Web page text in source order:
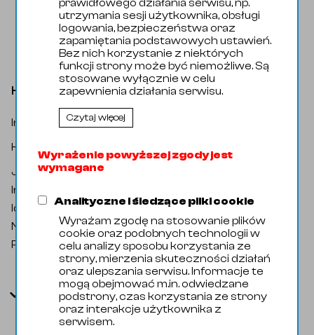
Kolano 084,0x2,0 1.44045D
Indeks katalogowy: 3.002177
Kategoria
90st
Jednostka miary:
Indeks handlowy
Identyfikator zewnętrzny: 107909
Nazwa oryginalna
Elbow 084,0x2,0 1.4404 5D
Producent: Domyślny
Parametry
prawidłowego działania serwisu, np.
utrzymania sesji użytkownika, obsługi
logowania, bezpieczeństwa oraz
zapamiętania podstawowych ustawień.
Bez nich korzystanie z niektórych
funkcji strony może być niemożliwe. Są
stosowane wyłącznie w celu
zapewnienia działania serwisu.
Czytaj więcej
Wyrażenie powyższej zgody jest
wymagane
Analityczne i śledzące pliki cookie
Wyrażam zgodę na stosowanie plików
cookie oraz podobnych technologii w
celu analizy sposobu korzystania ze
strony, mierzenia skuteczności działań
oraz ulepszania serwisu. Informacje te
mogą obejmować m.in. odwiedzane
podstrony, czas korzystania ze strony
oraz interakcje użytkownika z
serwisem.